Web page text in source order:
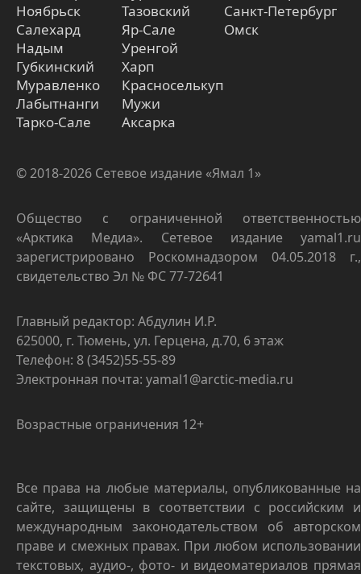
Ноябрьск
Салехард
Надым
Губкинский
Муравленко
Лабытнанги
Тарко-Сале
Тазовский
Яр-Сале
Уренгой
Харп
Красноселькуп
Мужи
Аксарка
Санкт-Петербург
Омск
© 2018-2026 Сетевое издание «Ямал 1»
Общество с ограниченной ответственностью
«Арктика Медиа». Сетевое издание yamal1.ru
зарегистрировано Роскомнадзором 04.05.2018 г.,
свидетельство Эл № ФС 77-72641
Главный редактор: Абдулин И.Р.
625000, г. Тюмень, ул. Герцена, д.70, 6 этаж
Телефон: 8 (3452)55-55-89
Электронная почта: yamal1@arctic-media.ru
Возрастные ограничения 12+
Все права на любые материалы, опубликованные на
сайте, защищены в соответствии с российским и
международным законодательством об авторском
праве и смежных правах. При любом использовании
текстовых, аудио-, фото- и видеоматериалов прямая